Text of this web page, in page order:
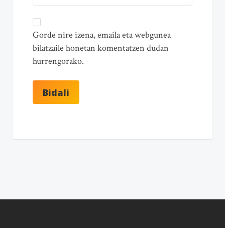
Gorde nire izena, emaila eta webgunea
bilatzaile honetan komentatzen dudan
hurrengorako.